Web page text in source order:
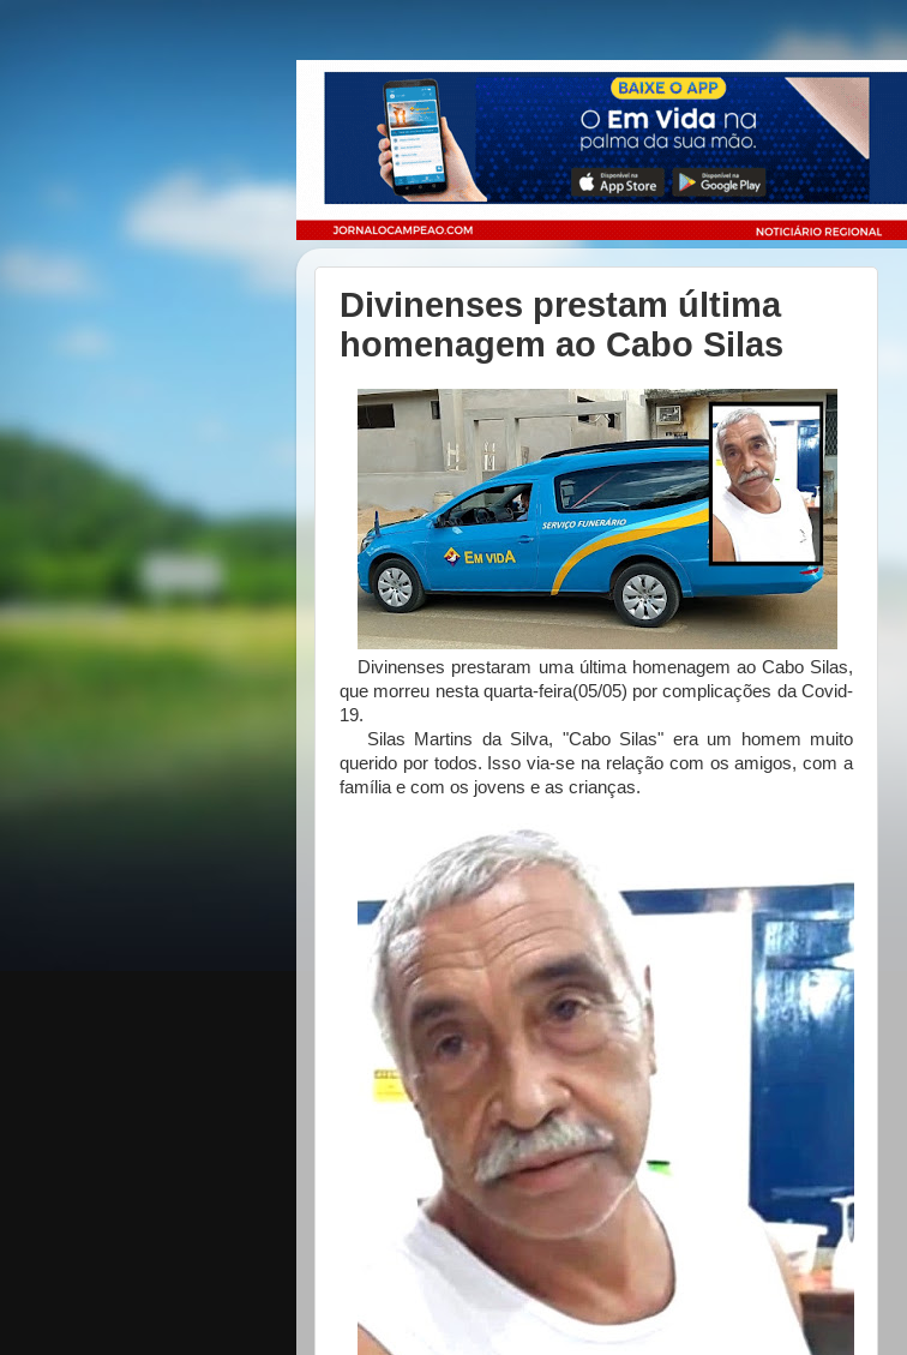
Divinenses prestam última
homenagem ao Cabo Silas
Divinenses prestaram uma última homenagem ao Cabo Silas,
que morreu nesta quarta-feira(05/05) por complicações da Covid-
19.
Silas Martins da Silva, "Cabo Silas" era um homem muito
querido por todos. Isso via-se na relação com os amigos, com a
família e com os jovens e as crianças.